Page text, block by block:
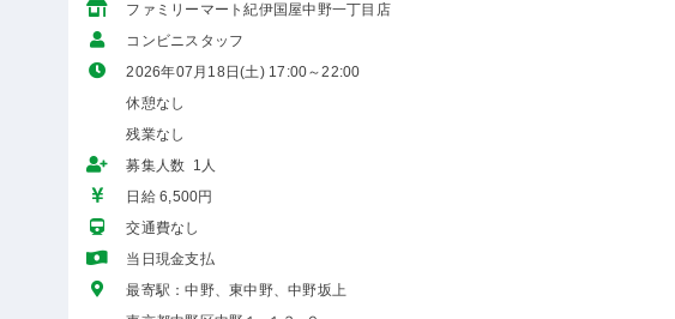
ファミリーマート紀伊国屋中野一丁目店
コンビニスタッフ
2026年07月18日(土) 17:00～22:00
休憩なし
残業なし
募集人数 1人
日給 6,500円
交通費なし
当日現金支払
最寄駅：中野、東中野、中野坂上